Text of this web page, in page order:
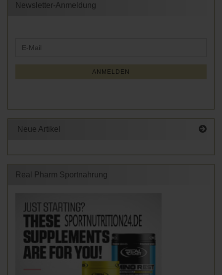
Newsletter-Anmeldung
ZUR
E-
ANMELDEN
Neue Artikel
Real Pharm Sportnahrung